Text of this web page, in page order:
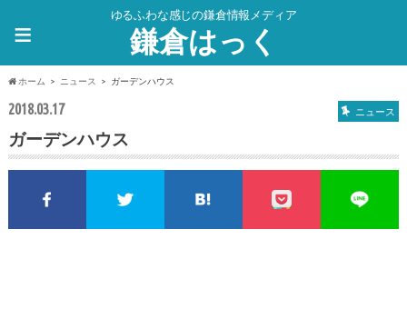
ゆるふわな感じの鎌倉情報メディア
鎌倉はっく
≡
ホーム ニュース ガーデンハウス
2018.03.17 ニュース
ガーデンハウス
FacebookでシェアTwitterでシェアこのエントリーをはて
pocket